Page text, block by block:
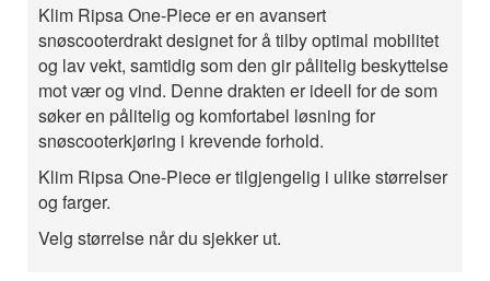
Klim Ripsa One-Piece er en avansert
snøscooterdrakt designet for å tilby optimal mobilitet
og lav vekt, samtidig som den gir pålitelig beskyttelse
mot vær og vind. Denne drakten er ideell for de som
søker en pålitelig og komfortabel løsning for
snøscooterkjøring i krevende forhold.
Klim Ripsa One-Piece er tilgjengelig i ulike størrelser
og farger.
Velg størrelse når du sjekker ut.